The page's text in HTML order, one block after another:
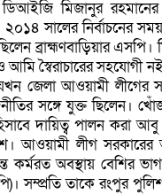
মিজানুর
সালের নির্বাচনের
ব্রাহ্মণবাড়িয়ার এসপি।
আমি স্বৈরাচারের
জেলা আওয়ামী লীগের
সঙ্গে যুক্ত ছিলেন।
দায়িত্ব পালন করা
আওয়ামী লীগ
কর্মরত অবস্থায় বেশির
সম্প্রতি তাকে রংপুর পুলিশ